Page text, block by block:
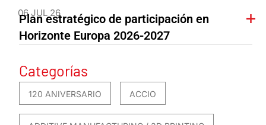
06 JUL 26
Plan estratégico de participación en
Horizonte Europa 2026-2027
Categorías
120 ANIVERSARIO ACCIO